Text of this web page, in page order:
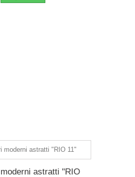
astratti "RIO